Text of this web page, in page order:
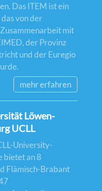
Das ITEM ist ein
von der
mit
der Provinz
und der Euregio
mehr erfahren
Löwen-
UCLL
University-
bietet an 8
Flämisch-Brabant